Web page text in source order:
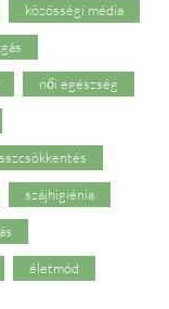
közösségi média
női egészség
szájhigiénia
életmód